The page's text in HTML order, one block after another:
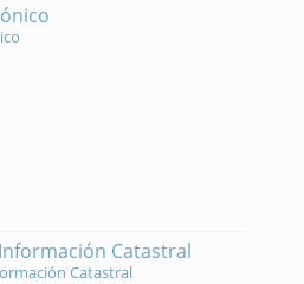
Catastral
Catastral